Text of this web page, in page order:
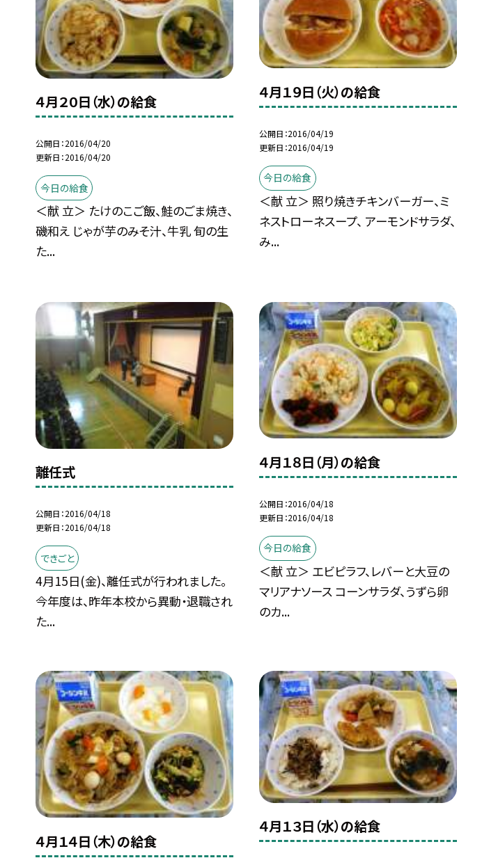
４月２０日（水）の給食
公開日 2016/04/20
更新日 2016/04/20
今日の給食
＜献 立＞ たけのこご飯、鮭のごま焼き、
磯和え じゃが芋のみそ汁、牛乳 旬の生
た...
４月１９日（火）の給食
公開日 2016/04/19
更新日 2016/04/19
今日の給食
＜献 立＞ 照り焼きチキンバーガー、ミ
ネストローネスープ、 アーモンドサラダ、
み...
離任式
公開日 2016/04/18
更新日 2016/04/18
できごと
4月15日(金)、離任式が行われました。
今年度は、昨年本校から異動・退職され
た...
４月１８日（月）の給食
公開日 2016/04/18
更新日 2016/04/18
今日の給食
＜献 立＞ エビピラフ、レバーと大豆の
マリアナソース コーンサラダ、うずら卵
のカ...
４月１４日（木）の給食
４月１３日（水）の給食